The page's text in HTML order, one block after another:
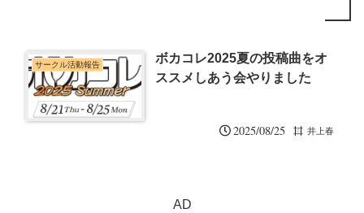
サークル活動報告
ボカコレ2025夏の投稿曲をオ
ススメしあう会やりました
2025/08/25 井上春
AD